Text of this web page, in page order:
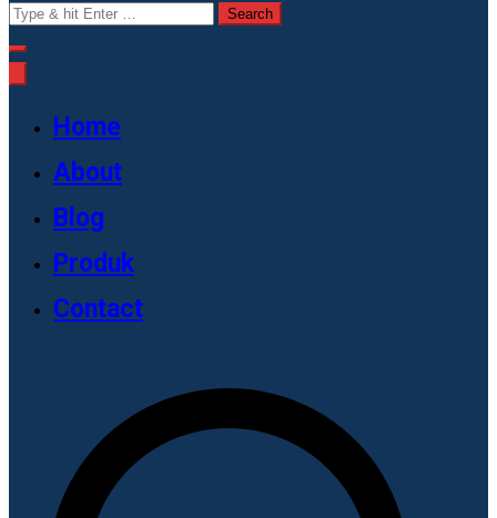
Search
for:
Home
About
Blog
Produk
Contact